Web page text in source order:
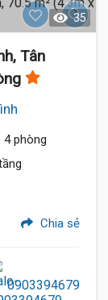
35
Tân
4 phòng
Chia sẻ
0903394679